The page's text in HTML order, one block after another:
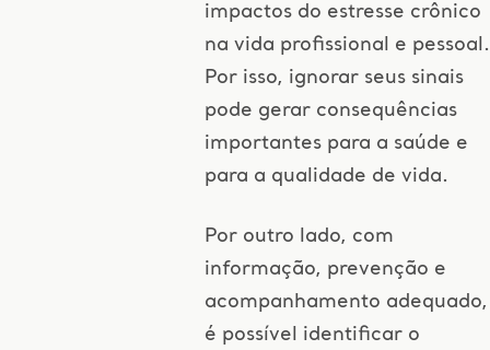
impactos do estresse crônico
na vida profissional e pessoal.
Por isso, ignorar seus sinais
pode gerar consequências
importantes para a saúde e
para a qualidade de vida.
Por outro lado, com
informação, prevenção e
acompanhamento adequado,
é possível identificar o